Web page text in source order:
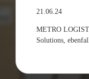
21.06.24
METRO
Solutions,